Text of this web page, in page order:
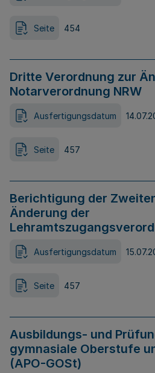
Seite 454
Dritte Verordnung zur
Notarverordnung NRW
Ausfertigungsdatum
Seite 457
Berichtigung der
Änderung der
Ausfertigungsdatum
Seite 457
Ausbildungs- und
gymnasiale Oberstufe
(APO-GOSt)